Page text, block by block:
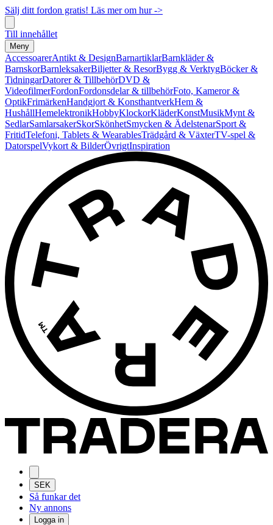
Sälj ditt fordon gratis! Läs mer om hur ->
Till innehållet
Meny
AccessoarerAntikt & DesignBarnartiklarBarnkläder &
BarnskorBarnleksakerBiljetter & ResorBygg & VerktygBöcker &
TidningarDatorer & TillbehörDVD &
VideofilmerFordonFordonsdelar & tillbehörFoto, Kameror &
OptikFrimärkenHandgjort & KonsthantverkHem &
HushållHemelektronikHobbyKlockorKläderKonstMusikMynt &
SedlarSamlarsakerSkorSkönhetSmycken & ÄdelstenarSport &
FritidTelefoni, Tablets & WearablesTrädgård & VäxterTV-spel &
DatorspelVykort & BilderÖvrigtInspiration
SEK
Så funkar det
Ny annons
Logga in